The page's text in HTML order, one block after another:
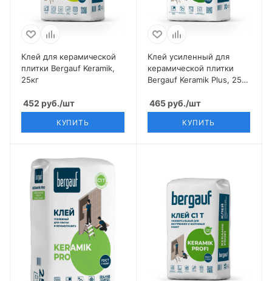
Клей для керамической
плитки Bergauf Keramik,
25кг
452 руб./шт
КУПИТЬ
Клей усиленный для
керамической плитки
Bergauf Keramik Plus, 25
465руб./шт
КУПИТЬ